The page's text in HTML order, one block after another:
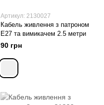
Артикул: 2130027
Кабель живлення з патроном
Е27 та вимикачем 2.5 метри
90 грн